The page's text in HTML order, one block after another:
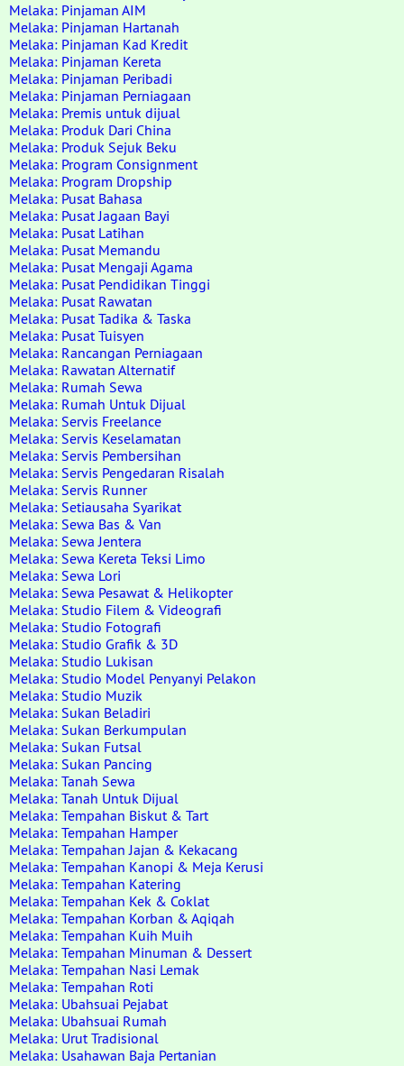
Melaka: Pinjaman AIM
Melaka: Pinjaman Hartanah
Melaka: Pinjaman Kad Kredit
Melaka: Pinjaman Kereta
Melaka: Pinjaman Peribadi
Melaka: Pinjaman Perniagaan
Melaka: Premis untuk dijual
Melaka: Produk Dari China
Melaka: Produk Sejuk Beku
Melaka: Program Consignment
Melaka: Program Dropship
Melaka: Pusat Bahasa
Melaka: Pusat Jagaan Bayi
Melaka: Pusat Latihan
Melaka: Pusat Memandu
Melaka: Pusat Mengaji Agama
Melaka: Pusat Pendidikan Tinggi
Melaka: Pusat Rawatan
Melaka: Pusat Tadika & Taska
Melaka: Pusat Tuisyen
Melaka: Rancangan Perniagaan
Melaka: Rawatan Alternatif
Melaka: Rumah Sewa
Melaka: Rumah Untuk Dijual
Melaka: Servis Freelance
Melaka: Servis Keselamatan
Melaka: Servis Pembersihan
Melaka: Servis Pengedaran Risalah
Melaka: Servis Runner
Melaka: Setiausaha Syarikat
Melaka: Sewa Bas & Van
Melaka: Sewa Jentera
Melaka: Sewa Kereta Teksi Limo
Melaka: Sewa Lori
Melaka: Sewa Pesawat & Helikopter
Melaka: Studio Filem & Videografi
Melaka: Studio Fotografi
Melaka: Studio Grafik & 3D
Melaka: Studio Lukisan
Melaka: Studio Model Penyanyi Pelakon
Melaka: Studio Muzik
Melaka: Sukan Beladiri
Melaka: Sukan Berkumpulan
Melaka: Sukan Futsal
Melaka: Sukan Pancing
Melaka: Tanah Sewa
Melaka: Tanah Untuk Dijual
Melaka: Tempahan Biskut & Tart
Melaka: Tempahan Hamper
Melaka: Tempahan Jajan & Kekacang
Melaka: Tempahan Kanopi & Meja Kerusi
Melaka: Tempahan Katering
Melaka: Tempahan Kek & Coklat
Melaka: Tempahan Korban & Aqiqah
Melaka: Tempahan Kuih Muih
Melaka: Tempahan Minuman & Dessert
Melaka: Tempahan Nasi Lemak
Melaka: Tempahan Roti
Melaka: Ubahsuai Pejabat
Melaka: Ubahsuai Rumah
Melaka: Urut Tradisional
Melaka: Usahawan Baja Pertanian